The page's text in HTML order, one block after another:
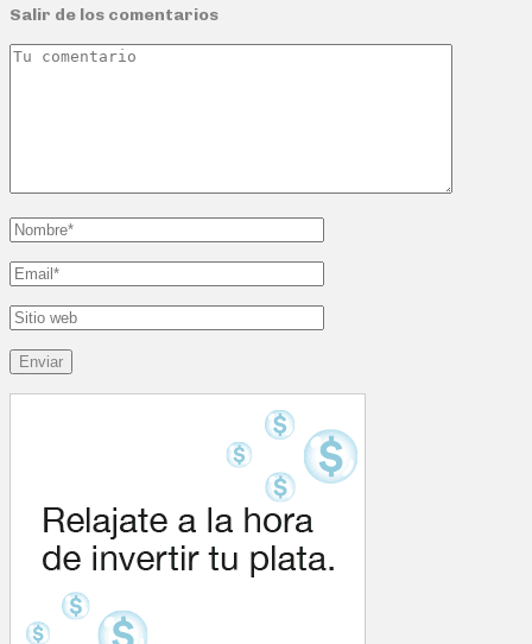
Salir de los comentarios